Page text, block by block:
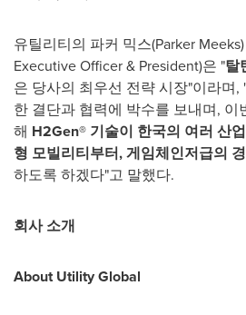
유틸리티의 파커 믹스(Parker
Executive Officer & President)은 "탈
은 당사의 최우선 전략 시장"이라며
한 결단과 협력에 박수를 보내며, 이
해 H2Gen® 기술이 한국의 여러 산업
형 모빌리티부터,게임체인저급의
하도록 하겠다"고 말했다.
회사 소개
About Utility Global